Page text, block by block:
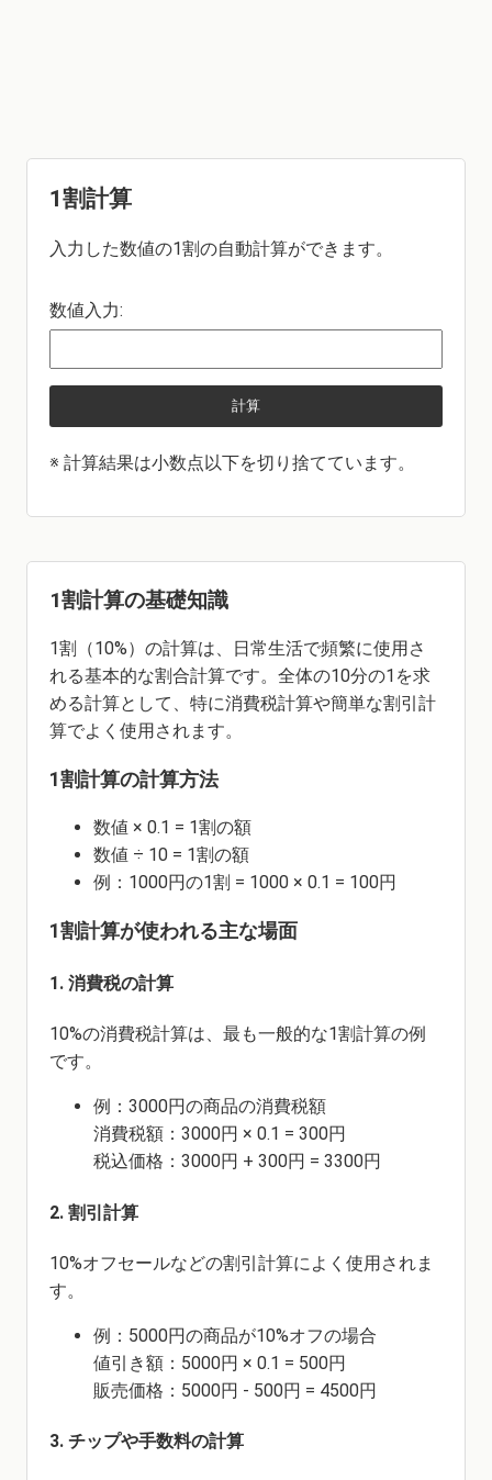
1割計算
入力した数値の1割の自動計算ができます。
数値入力:
計算
※ 計算結果は小数点以下を切り捨てています。
1割計算の基礎知識
1割（10%）の計算は、日常生活で頻繁に使用さ
れる基本的な割合計算です。全体の10分の1を求
める計算として、特に消費税計算や簡単な割引計
算でよく使用されます。
1割計算の計算方法
数値 × 0.1 = 1割の額
数値 ÷ 10 = 1割の額
例：1000円の1割 = 1000 × 0.1 = 100円
1割計算が使われる主な場面
1. 消費税の計算
10%の消費税計算は、最も一般的な1割計算の例
です。
例：3000円の商品の消費税額
消費税額：3000円 × 0.1 = 300円
税込価格：3000円 + 300円 = 3300円
2. 割引計算
10%オフセールなどの割引計算によく使用されま
す。
例：5000円の商品が10%オフの場合
値引き額：5000円 × 0.1 = 500円
販売価格：5000円 - 500円 = 4500円
3. チップや手数料の計算